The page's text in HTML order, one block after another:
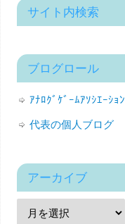
サイト内検索
ブログロール
ｱﾅﾛｸﾞｹﾞｰﾑｱｿｼｴｰｼｮﾝ
代表の個人ブログ
アーカイブ